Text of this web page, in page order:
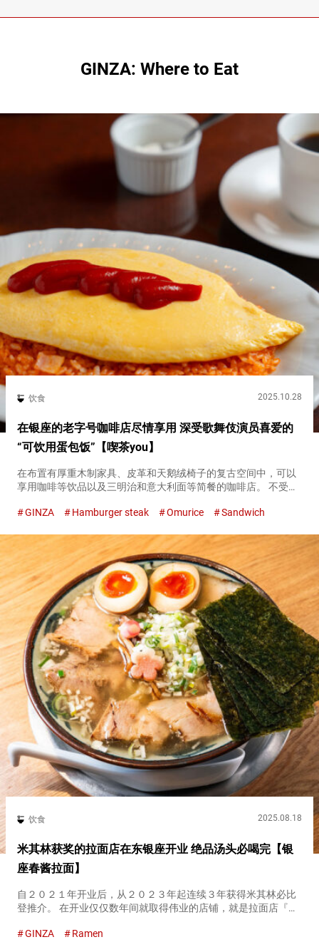
GINZA: Where to Eat
饮食 2025.10.28
在银座的老字号咖啡店尽情享用 深受歌舞伎演员喜爱的
“可饮用蛋包饭”【喫茶you】
在布置有厚重木制家具、皮革和天鹅绒椅子的复古空间中，可以
享用咖啡等饮品以及三明治和意大利面等简餐的咖啡店。 不受潮
于东银座站附近的『喫茶you（Kissa You）』，是一个如同繁
GINZA Hamburger steak Omurice Sandwich
饮食 2025.08.18
米其林获奖的拉面店在东银座开业 绝品汤头必喝完【银
座春酱拉面】
自２０２１年开业后，从２０２３年起连续３年获得米其林必比
登推介。 在开业仅仅数年间就取得伟业的店铺，就是拉面店『春
（Haru-chan Ramen）』，于２０２４年７月开设...
GINZA Ramen